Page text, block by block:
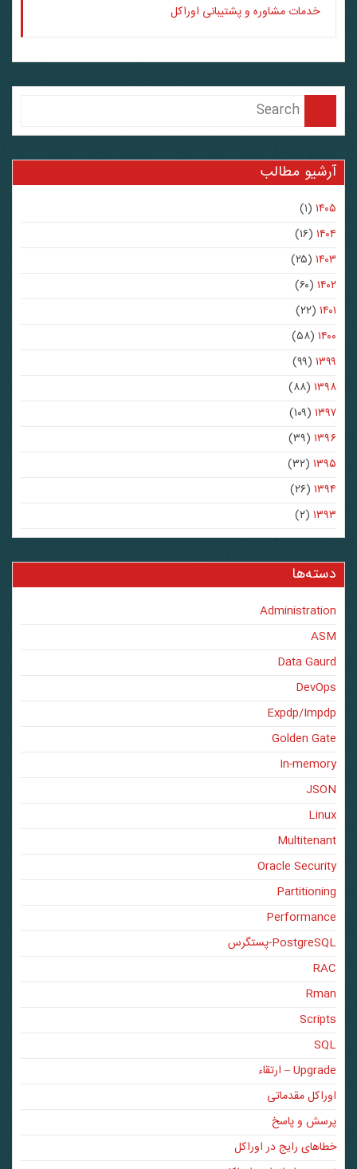
خدمات مشاوره و پشتیبانی اوراکل
آرشیو مطالب
(۱)
(۱۶)
(۲۵)
(۶۰)
(۲۲)
(۵۸)
(۹۹)
۱۳۹۸(۸۸)
۱۳۹۷(۱۰۹)
۱۳۹۶(۳۹)
۱۳۹۵(۳۲)
۱۳۹۴(۲۶)
۱۳۹۳(۲)
دسته‌ها
Administration
ASM
Data Gaurd
DevOps
Expdp/Impdp
Golden Gate
In-memory
JSON
Linux
Multitenant
Oracle Security
Partitioning
Performance
PostgreSQL-پستگرس
RAC
Rman
Scripts
SQL
Upgrade – ارتقاء
اوراکل مقدماتی
پرسش و پاسخ
خطاهای رایج در اوراکل